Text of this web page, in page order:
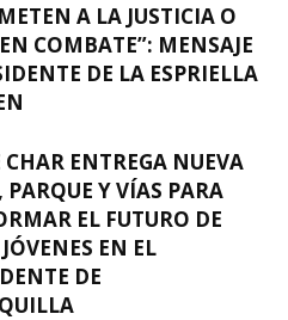
A LA JUSTICIA O
COMBATE”: MENSAJE
DE LA ESPRIELLA
ENTREGA NUEVA
Y VÍAS PARA
EL FUTURO DE
EN EL
DE